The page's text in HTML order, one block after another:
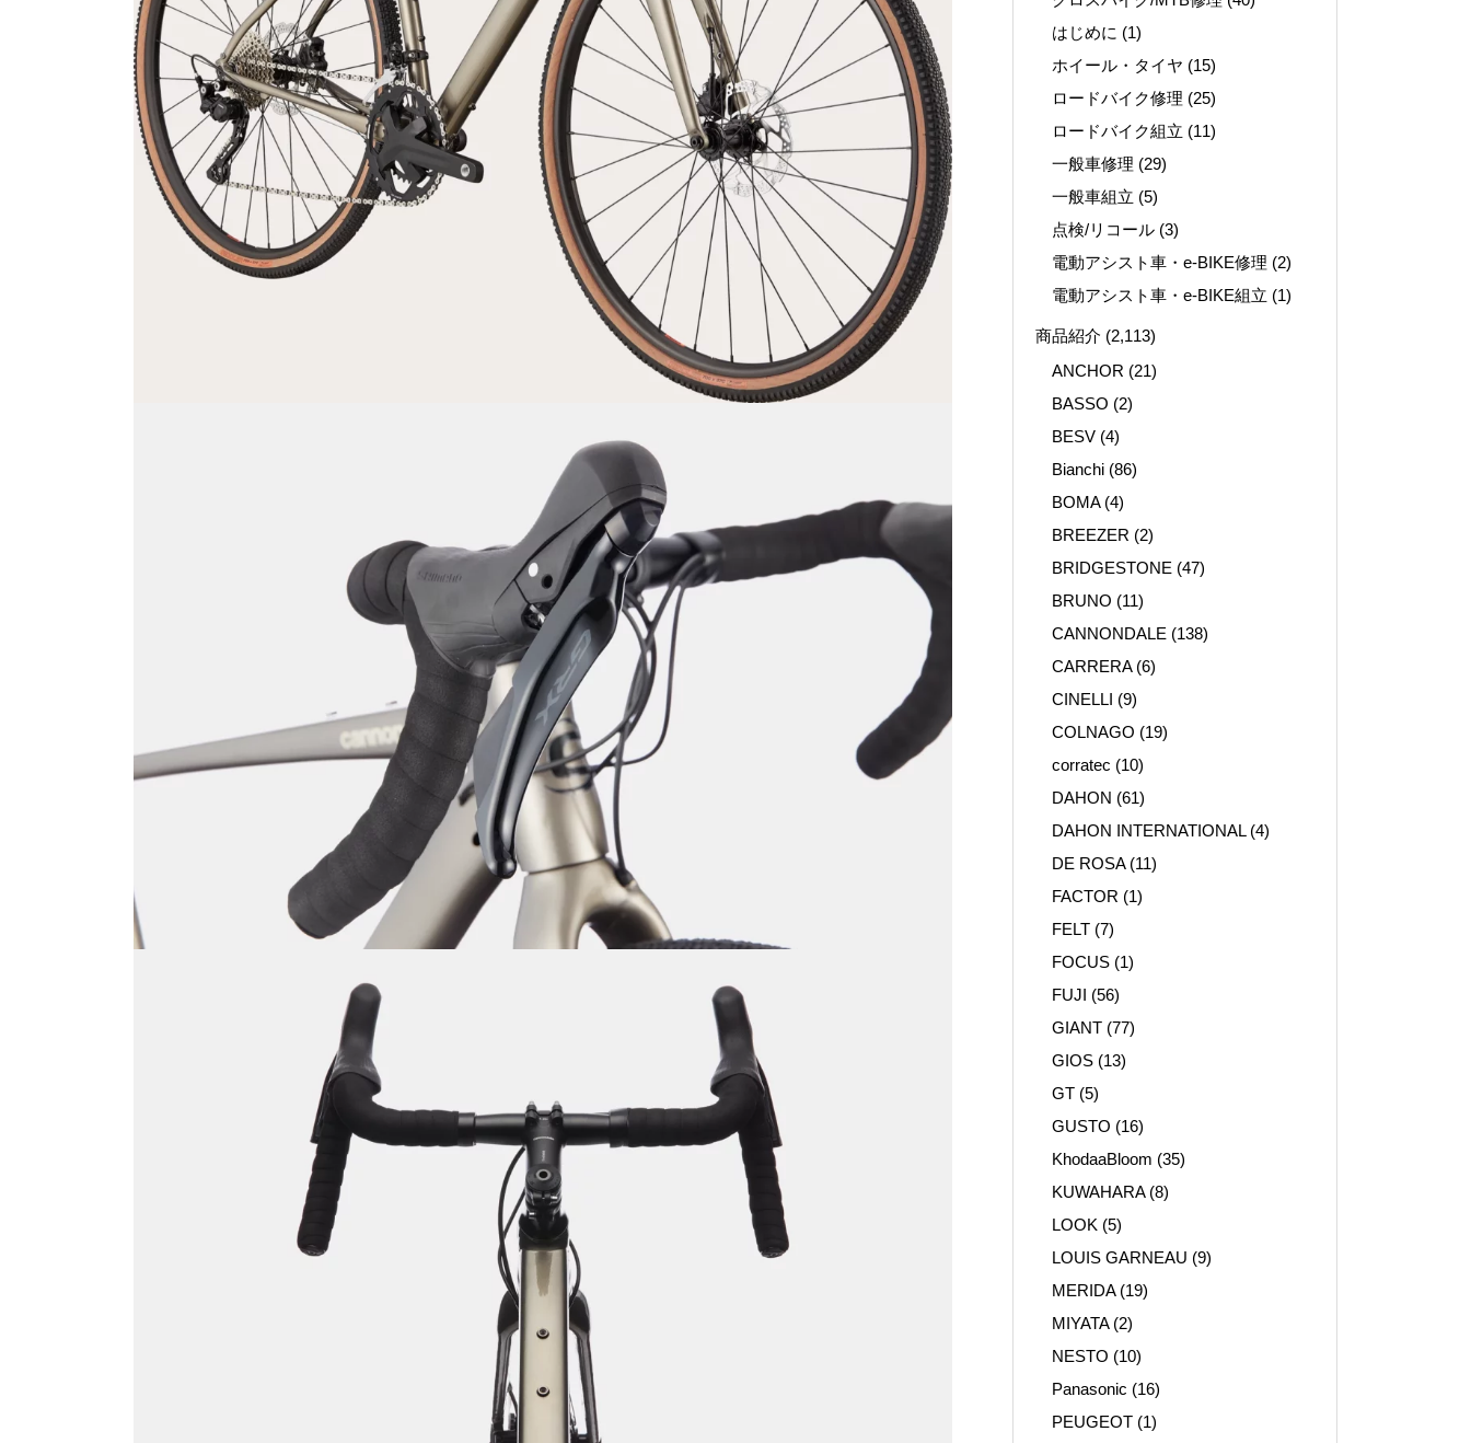
はじめに (1)
ホイール・タイヤ (15)
ロードバイク修理 (25)
ロードバイク組立 (11)
一般車修理 (29)
一般車組立 (5)
点検/リコール (3)
電動アシスト車・e-BIKE修理 (2)
電動アシスト車・e-BIKE組立 (1)
商品紹介 (2,113)
ANCHOR (21)
BASSO (2)
BESV (4)
Bianchi (86)
BOMA(4)
BREEZER (2)
BRIDGESTONE (47)
BRUNO (11)
CANNONDALE (138)
CARRERA(6)
CINELLI (9)
COLNAGO (19)
corratec (10)
DAHON (61)
DAHON INTERNATIONAL(4)
DE ROSA(11)
FACTOR (1)
FELT (7)
FOCUS (1)
FUJI (56)
GIANT (77)
GIOS (13)
GT (5)
GUSTO (16)
KhodaaBloom (35)
KUWAHARA(8)
LOOK (5)
LOUIS GARNEAU (9)
MERIDA(19)
MIYATA(2)
NESTO (10)
Panasonic (16)
PEUGEOT (1)